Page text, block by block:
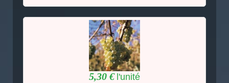
5,30 € l'unité